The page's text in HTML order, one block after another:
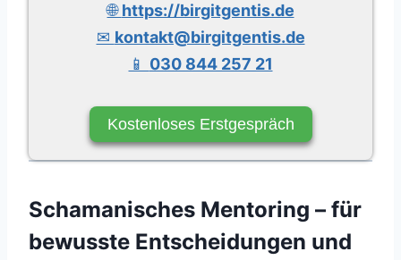
🌐https://birgitgentis.de
✉ kontakt@birgitgentis.de
📱 030 844 257 21
Kostenloses Erstgespräch
Schamanisches Mentoring – für
bewusste Entscheidungen und